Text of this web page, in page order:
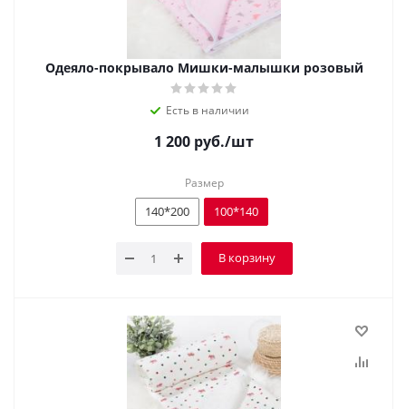
Одеяло-покрывало Мишки-малышки розовый
Есть в наличии
1 200 руб./шт
Размер
140*200 100*140
В корзину